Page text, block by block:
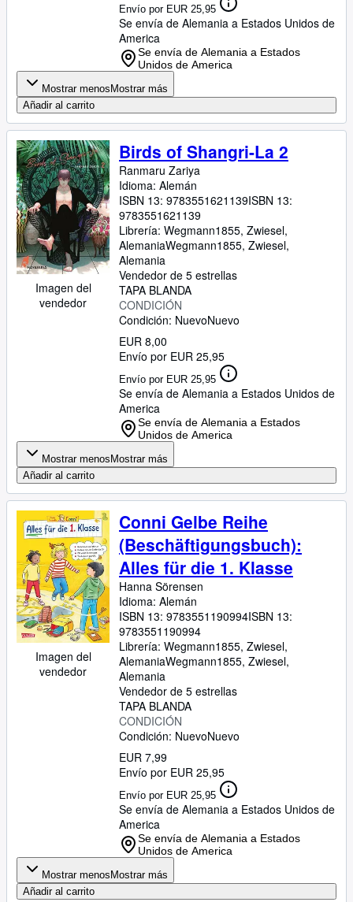
Envío por EUR 25,95
Se envía de Alemania a Estados Unidos de
America
Se envía de Alemania a Estados
Unidos de America
Mostrar menos Mostrar más
Añadir al carrito
Imagen del
vendedor
Birds of Shangri-La 2
Ranmaru Zariya
Idioma: Alemán
ISBN 13: 9783551621139ISBN 13:
9783551621139
Librería: Wegmann1855, Zwiesel,
AlemaniaWegmann1855, Zwiesel,
Alemania
Vendedor de 5 estrellas
TAPA BLANDA
CONDICIÓN
Condición: NuevoNuevo
EUR 8,00
Envío por EUR 25,95
Envío por EUR 25,95
Se envía de Alemania a Estados Unidos de
America
Se envía de Alemania a Estados
Unidos de America
Mostrar menos Mostrar más
Añadir al carrito
Imagen del
vendedor
Conni Gelbe Reihe
(Beschäftigungsbuch):
Alles für die 1. Klasse
Hanna Sörensen
Idioma: Alemán
ISBN 13: 9783551190994ISBN 13:
9783551190994
Librería: Wegmann1855, Zwiesel,
AlemaniaWegmann1855, Zwiesel,
Alemania
Vendedor de 5 estrellas
TAPA BLANDA
CONDICIÓN
Condición: NuevoNuevo
EUR 7,99
Envío por EUR 25,95
Envío por EUR 25,95
Se envía de Alemania a Estados Unidos de
America
Se envía de Alemania a Estados
Unidos de America
Mostrar menos Mostrar más
Añadir al carrito